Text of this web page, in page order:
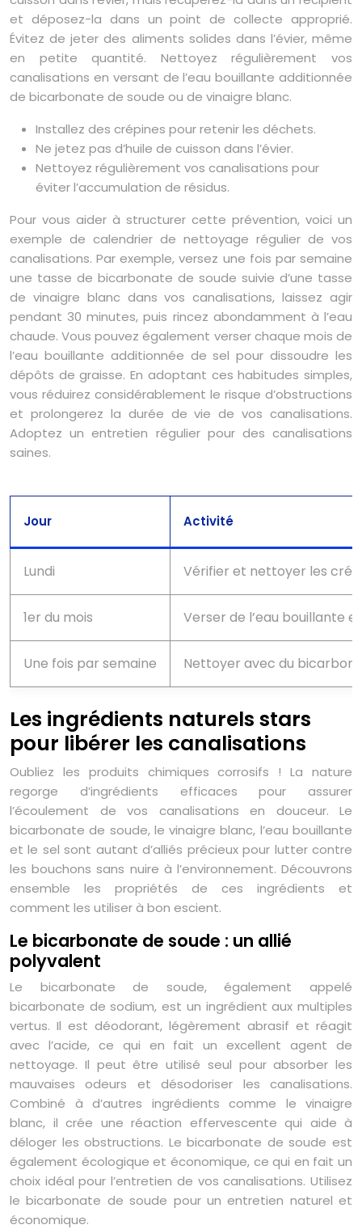
et déposez-la dans un point de collecte approprié.
Évitez de jeter des aliments solides dans l’évier, même
en petite quantité. Nettoyez régulièrement vos
canalisations en versant de l’eau bouillante additionnée
de bicarbonate de soude ou de vinaigre blanc.
Installez des crépines pour retenir les déchets.
Ne jetez pas d’huile de cuisson dans l’évier.
Nettoyez régulièrement vos canalisations pour
éviter l’accumulation de résidus.
Pour vous aider à structurer cette prévention, voici un
exemple de calendrier de nettoyage régulier de vos
canalisations. Par exemple, versez une fois par semaine
une tasse de bicarbonate de soude suivie d’une tasse
de vinaigre blanc dans vos canalisations, laissez agir
pendant 30 minutes, puis rincez abondamment à l’eau
chaude. Vous pouvez également verser chaque mois de
l’eau bouillante additionnée de sel pour dissoudre les
dépôts de graisse. En adoptant ces habitudes simples,
vous réduirez considérablement le risque d’obstructions
et prolongerez la durée de vie de vos canalisations.
Adoptez un entretien régulier pour des canalisations
saines.
Jour Activité
Lundi Vérifier et nettoyer les
1er du mois Verser de l’eau bouillante
Une fois par semaine Nettoyer avec du
Les ingrédients naturels stars
pour libérer les canalisations
Oubliez les produits chimiques corrosifs ! La nature
regorge d’ingrédients efficaces pour assurer
l’écoulement de vos canalisations en douceur. Le
bicarbonate de soude, le vinaigre blanc, l’eau bouillante
et le sel sont autant d’alliés précieux pour lutter contre
les bouchons sans nuire à l’environnement. Découvrons
ensemble les propriétés de ces ingrédients et
comment les utiliser à bon escient.
Le bicarbonate de soude : un allié
polyvalent
Le bicarbonate de soude, également appelé
bicarbonate de sodium, est un ingrédient aux multiples
vertus. Il est déodorant, légèrement abrasif et réagit
avec l’acide, ce qui en fait un excellent agent de
nettoyage. Il peut être utilisé seul pour absorber les
mauvaises odeurs et désodoriser les canalisations.
Combiné à d’autres ingrédients comme le vinaigre
blanc, il crée une réaction effervescente qui aide à
déloger les obstructions. Le bicarbonate de soude est
également écologique et économique, ce qui en fait un
choix idéal pour l’entretien de vos canalisations. Utilisez
le bicarbonate de soude pour un entretien naturel et
économique.